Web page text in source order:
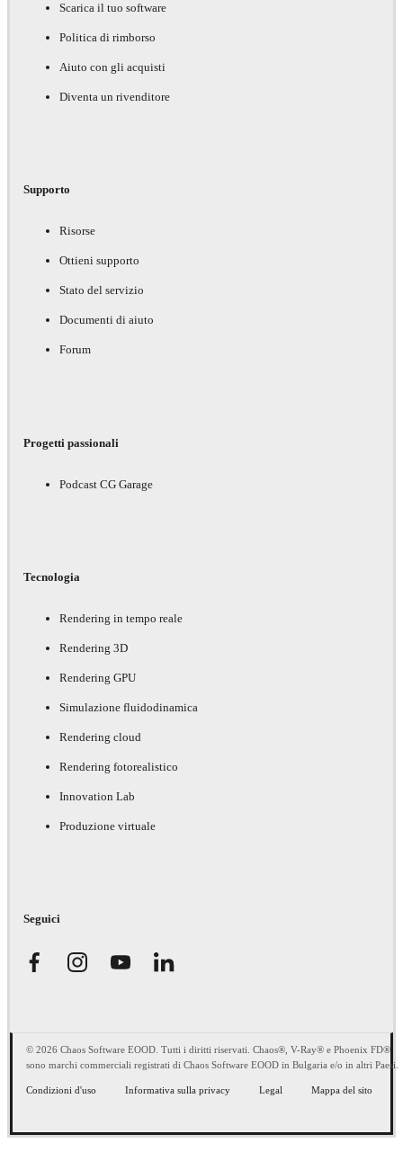
Scarica il tuo software
Politica di rimborso
Aiuto con gli acquisti
Diventa un rivenditore
Supporto
Risorse
Ottieni supporto
Stato del servizio
Documenti di aiuto
Forum
Progetti passionali
Podcast CG Garage
Tecnologia
Rendering in tempo reale
Rendering 3D
Rendering GPU
Simulazione fluidodinamica
Rendering cloud
Rendering fotorealistico
Innovation Lab
Produzione virtuale
Seguici
© 2026 Chaos Software EOOD. Tutti i diritti riservati. Chaos®, V-Ray® e Phoenix FD®
sono marchi commerciali registrati di Chaos Software EOOD in Bulgaria e/o in altri Paesi.
Condizioni d'uso Informativa sulla privacy Legal Mappa del sito